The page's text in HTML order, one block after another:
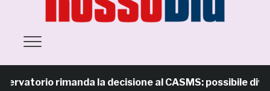
rimanda la decisione al CASMS: possibile divieto